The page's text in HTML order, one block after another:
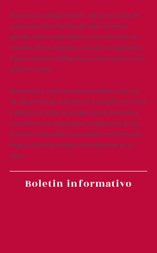
Bienvenido a allegra eclectic design, la tienda de
accesorios online favorita de todos. Tenemos
grandes ofertas disponibles en una selección de
nuestras últimas llegadas y artículos en liquidación.
Explore nuestro catálogo hoy y ahorre mucho en su
próxima compra.
Bienvenido a la tienda online de diseño ecléctico
de Allegra donde cada artículo es elegido con mimo
y dedicación entre las tendencias del momento y
tus preferencias ¡Navega por la diapositiva de los
productos disponibles actualizados semanalmente,
elige y recibe tus compras cómodamente en tu
casa!
Boletin informativo